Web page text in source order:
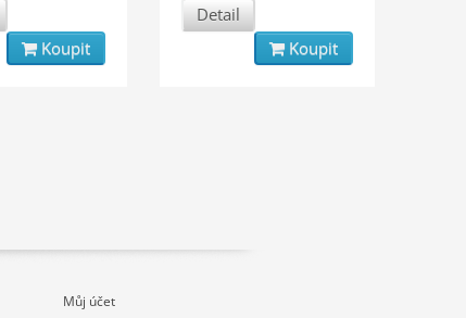
Koupit
Detail
Koupit
Můj účet